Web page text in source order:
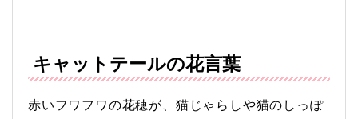
キャットテールの花言葉
赤いフワフワの花穂が、猫じゃらしや猫のしっぽ